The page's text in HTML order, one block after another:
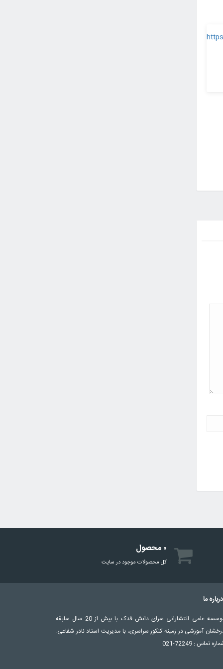
۰ محصول
کل محصولات موجود در سایت
ما
موسسه علمی انتشاراتی سرای دانش فدک با بیش از 20 سال سابقه
آموزشی در زمینه کنکور سراسری، با مدیریت استاد نادر شفاعی.
تماس : 72249-021